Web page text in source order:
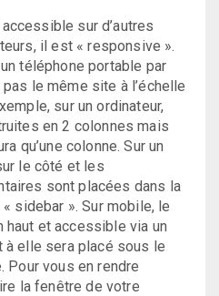
sur d’autres
il est « responsive ».
téléphone portable par
le même site à l’échelle
sur un ordinateur,
en 2 colonnes mais
qu’une colonne. Sur un
le côté et les
sont placées dans la
sidebar ». Sur mobile, le
haut et accessible via un
à elle sera placé sous le
Pour vous en rendre
la fenêtre de votre